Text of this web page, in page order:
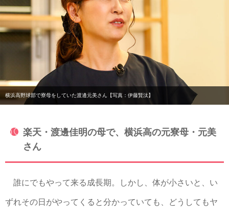
横浜高野球部で寮母をしていた渡邊元美さん【写真：伊藤賢汰】
楽天・渡邊佳明の母で、横浜高の元寮母・元美
さん
誰にでもやって来る成長期。しかし、体が小さいと、い
ずれその日がやってくると分かっていても、どうしてもヤ